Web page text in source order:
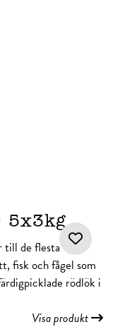
5x3kg
de flesta
fisk och fågel som
rödlök i
Visa produkt